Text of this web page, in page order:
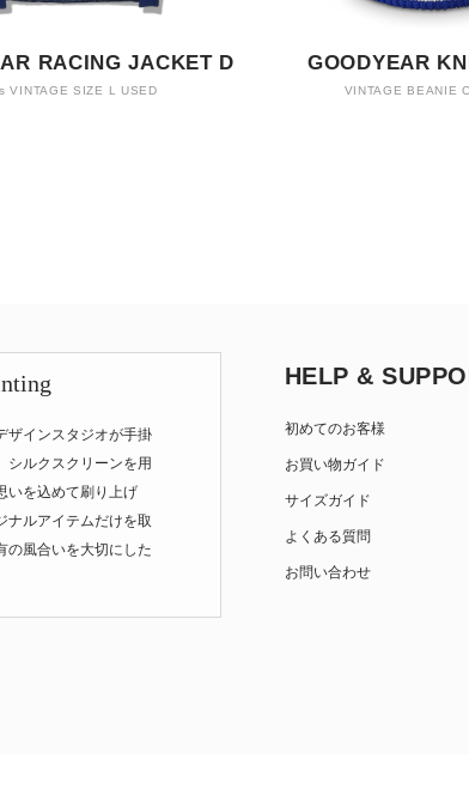
RACING JACKET D
VINTAGE SIZE L USED
GOODYEAR
VINTAGE BEANIE
ザインスタジオが手掛
シルクスクリーンを用
いを込めて刷り上げ
ナルアイテムだけを取
の風合いを大切にした
HELP &
初めてのお客様
お買い物ガイド
サイズガイド
よくある質問
お問い合わせ